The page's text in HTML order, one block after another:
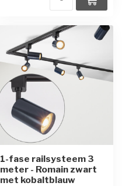
1-fase railsysteem 3
meter - Romain zwart
met kobaltblauw